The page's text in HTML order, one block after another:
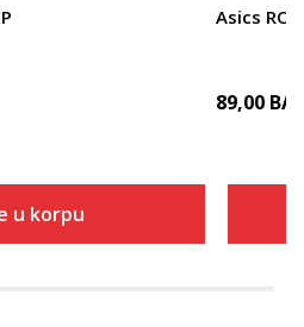
u korpu
Asics
89,00